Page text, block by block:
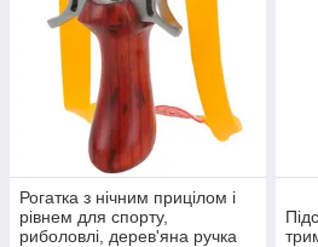
Рогатка з нічним прицілом і
рівнем для спорту,
риболовлі, дерев'яна ручка